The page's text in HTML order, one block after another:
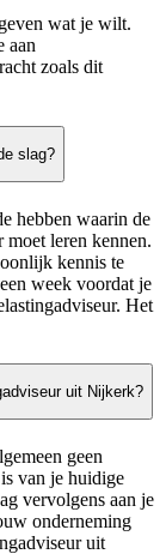
wat je wilt.
aan
zoals dit
slag?
hebben waarin de
moet leren kennen.
kennis te
week voordat je
Het
uit Nijkerk?
geen
van je huidige
vervolgens aan je
onderneming
uit